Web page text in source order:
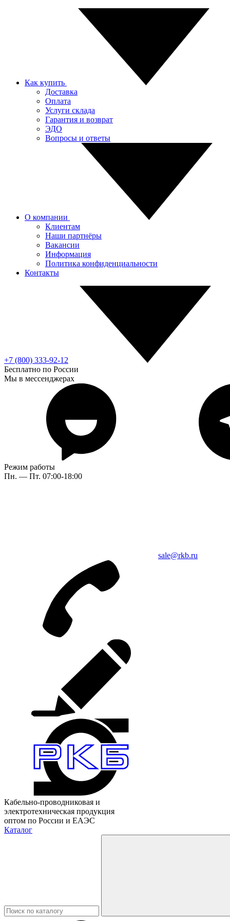
Как купить
Доставка
Оплата
Услуги склада
Гарантия и возврат
ЭДО
Вопросы и ответы
О компании
Клиентам
Наши партнёры
Вакансии
Информация
Политика конфиденциальности
Контакты
+7 (800) 333-92-12
Бесплатно по России
Мы в мессенджерах
Режим работы
Пн. — Пт. 07:00-18:00
sale@rkb.ru
Кабельно-проводниковая и
электротехническая продукция
оптом по России и ЕАЭС
Каталог